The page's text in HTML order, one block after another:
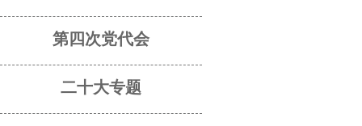
第四次党代会
二十大专题